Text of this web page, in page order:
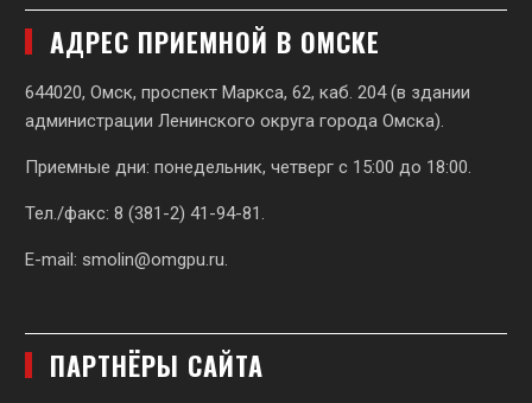
АДРЕС ПРИЕМНОЙ В ОМСКЕ
644020, Омск, проспект Маркса, 62, каб. 204 (в здании
администрации Ленинского округа города Омска).
Приемные дни: понедельник, четверг с 15:00 до 18:00.
Тел./факс: 8 (381-2) 41-94-81.
E-mail: smolin@omgpu.ru
ПАРТНЁРЫ САЙТА